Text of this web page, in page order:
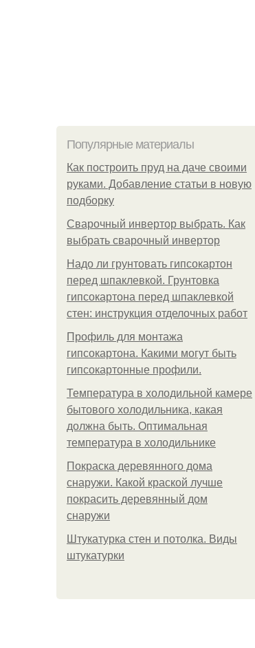
Популярные материалы
Как построить пруд на даче своими
руками. Добавление статьи в новую
подборку
Сварочный инвертор выбрать. Как
выбрать сварочный инвертор
Надо ли грунтовать гипсокартон
перед шпаклевкой. Грунтовка
гипсокартона перед шпаклевкой
стен: инструкция отделочных работ
Профиль для монтажа
гипсокартона. Какими могут быть
гипсокартонные профили.
Температура в холодильной камере
бытового холодильника, какая
должна быть. Оптимальная
температура в холодильнике
Покраска деревянного дома
снаружи. Какой краской лучше
покрасить деревянный дом
снаружи
Штукатурка стен и потолка. Виды
штукатурки